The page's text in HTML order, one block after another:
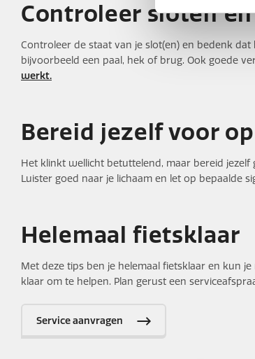
Controleer sloten
Controleer de staat van je slot(en) en bedenk
bijvoorbeeld een paal, hek of brug. Ook goede
werkt.
Bereid jezelf voor
Het klinkt wellicht betuttelend, maar bereid
Luister goed naar je lichaam en let op bepaalde
Helemaal fietsklaar
Met deze tips ben je helemaal fietsklaar en kun
klaar om te helpen. Plan gerust een
Service aanvragen